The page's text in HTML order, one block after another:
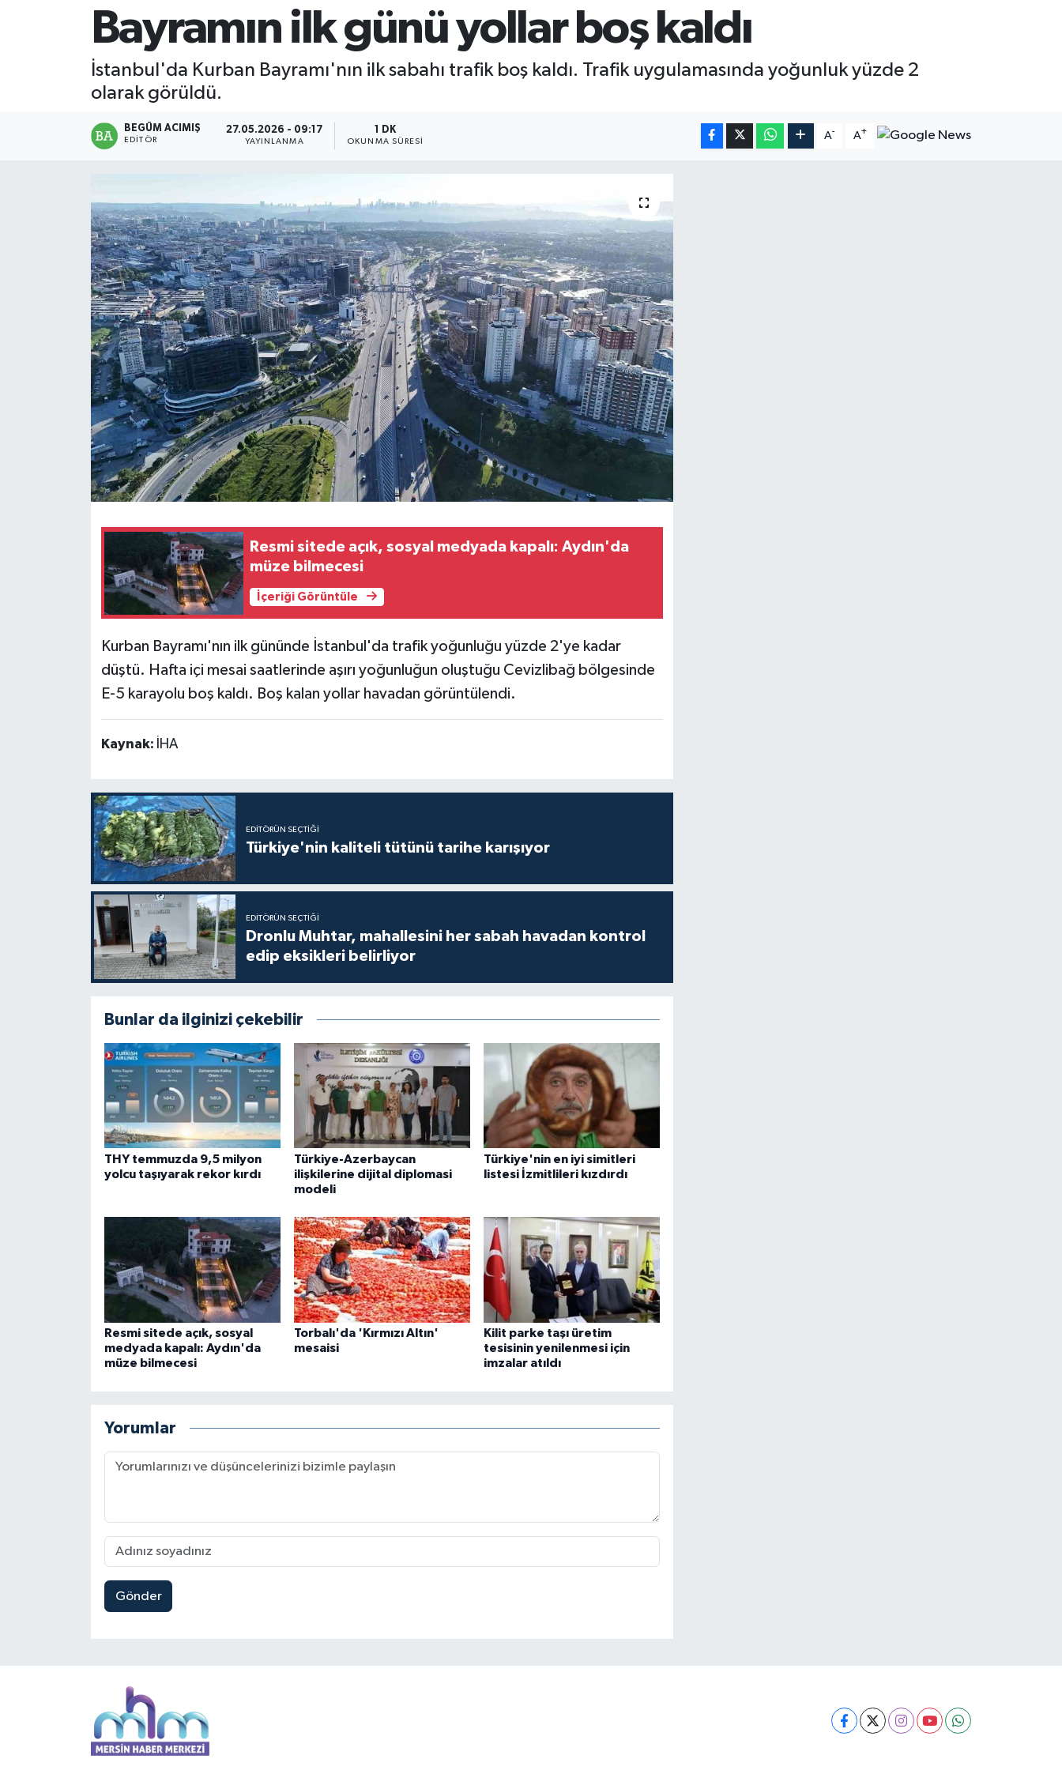
Bayramın ilk günü yollar boş kaldı
İstanbul'da Kurban Bayramı'nın ilk sabahı trafik boş kaldı. Trafik uygulamasında yoğunluk yüzde 2
olarak görüldü.
BEGÜM ACIMIŞ
EDITÖR
27.05.2026 - 09:17
YAYINLANMA
1 DK
OKUNMA SÜRESI
A- A+
Resmi sitede açık, sosyal medyada kapalı: Aydın'da
müze bilmecesi
İçeriği Görüntüle
Kurban Bayramı'nın ilk gününde İstanbul'da trafik yoğunluğu yüzde 2'ye kadar
düştü. Hafta içi mesai saatlerinde aşırı yoğunluğun oluştuğu Cevizlibağ bölgesinde
E-5 karayolu boş kaldı. Boş kalan yollar havadan görüntülendi.
Kaynak: İHA
EDITÖRÜN SEÇTIĞI
Türkiye'nin kaliteli tütünü tarihe karışıyor
EDITÖRÜN SEÇTIĞI
Dronlu Muhtar, mahallesini her sabah havadan kontrol
edip eksikleri belirliyor
Bunlar da ilginizi çekebilir
THY temmuzda 9,5 milyon
yolcu taşıyarak rekor kırdı
Türkiye-Azerbaycan
ilişkilerine dijital diplomasi
modeli
Türkiye'nin en iyi simitleri
listesi İzmitlileri kızdırdı
Resmi sitede açık, sosyal
medyada kapalı: Aydın'da
müze bilmecesi
Torbalı'da 'Kırmızı Altın'
mesaisi
Kilit parke taşı üretim
tesisinin yenilenmesi için
imzalar atıldı
Yorumlar
Gönder
Özel Haber
Resmi İlan
Sürmanşet
Teknoloji